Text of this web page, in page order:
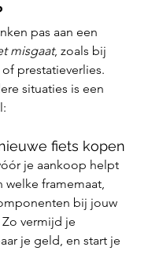
pas aan een
misgaat, zoals bij
prestatieverlies.
situaties is een
fiets kopen
je aankoop helpt
welke framemaat,
bij jouw
vermijd je
je geld, en start je